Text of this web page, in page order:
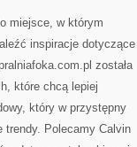
miejsce, w którym
inspiracje dotyczące
została
które chcą lepiej
który w przystępny
trendy. Polecamy Calvin